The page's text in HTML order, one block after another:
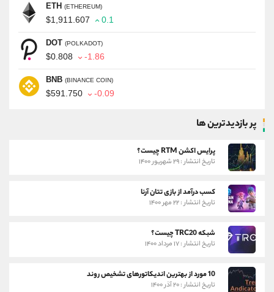
ETH (ETHEREUM)
$1,911.607 0.1
DOT (POLKADOT)
$0.808 -1.86
BNB (BINANCE COIN)
$591.750 -0.09
پر بازدیدترین ها
پرایس اکشن RTM چیست؟
تاریخ انتشار : ۲۹ شهریور ۱۴۰۰
کسب درآمد از بازی تتان آرنا
تاریخ انتشار : ۲۲ مهر ۱۴۰۰
شبکه TRC20 چیست؟
تاریخ انتشار : ۱۷ مرداد ۱۴۰۰
10 مورد از بهترین اندیکاتورهای تشخیص روند
تاریخ انتشار : ۲۰ آذر ۱۴۰۰